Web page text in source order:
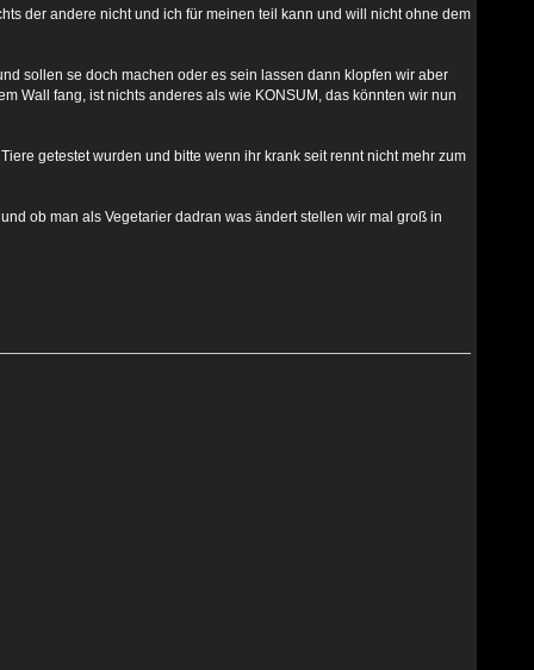
der andere nicht und ich für meinen teil kann und will nicht ohne dem
sollen se doch machen oder es sein lassen dann klopfen wir aber
Wall fang, ist nichts anderes als wie KONSUM, das könnten wir nun
getestet wurden und bitte wenn ihr krank seit rennt nicht mehr zum
ob man als Vegetarier dadran was ändert stellen wir mal groß in